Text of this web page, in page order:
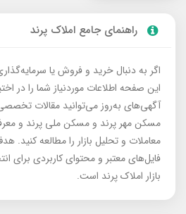
راهنمای جامع املاک پرند
اگر به دنبال خرید و فروش یا
این صفحه اطلاعات موردنیاز شما را در
آگهی‌های به‌روز می‌توانید مقالات
مسکن مهر پرند و مسکن ملی پرند و
معاملات و تحلیل بازار را مطالعه کنید.
فایل‌های معتبر و محتوای کاربردی برای
بازار املاک پرند است.